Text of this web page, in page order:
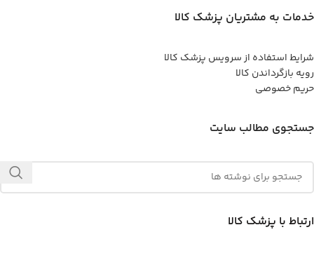
خدمات به مشتریان پزشک کالا
شرایط استفاده از سرویس پزشک کالا
رویه بازگرداندن کالا
حریم خصوصی
جستجوی مطالب سایت
ارتباط با پزشک کالا